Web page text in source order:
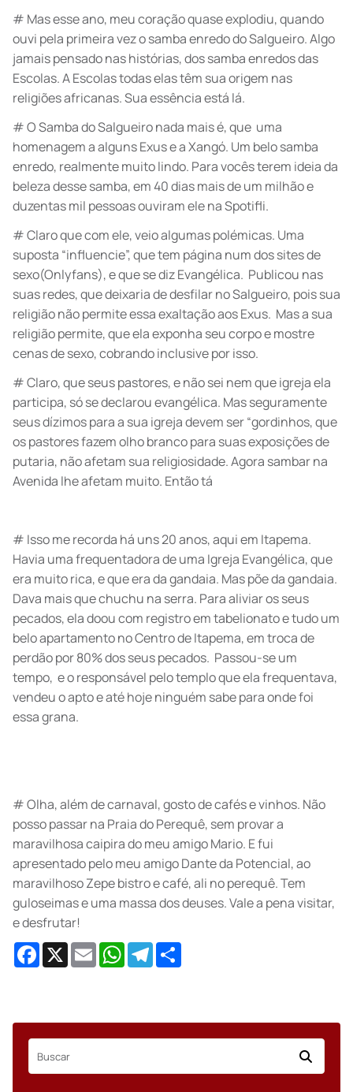
# Mas esse ano, meu coração quase explodiu, quando
ouvi pela primeira vez o samba enredo do Salgueiro. Algo
jamais pensado nas histórias, dos samba enredos das
Escolas. A Escolas todas elas têm sua origem nas
religiões africanas. Sua essência está lá.
# O Samba do Salgueiro nada mais é, que uma
homenagem a alguns Exus e a Xangó. Um belo samba
enredo, realmente muito lindo. Para vocês terem ideia da
beleza desse samba, em 40 dias mais de um milhão e
duzentas mil pessoas ouviram ele na Spotifli.
# Claro que com ele, veio algumas polémicas. Uma
suposta “influencie”, que tem página num dos sites de
sexo(Onlyfans), e que se diz Evangélica. Publicou nas
suas redes, que deixaria de desfilar no Salgueiro, pois sua
religião não permite essa exaltação aos Exus. Mas a sua
religião permite, que ela exponha seu corpo e mostre
cenas de sexo, cobrando inclusive por isso.
# Claro, que seus pastores, e não sei nem que igreja ela
participa, só se declarou evangélica. Mas seguramente
seus dízimos para a sua igreja devem ser “gordinhos, que
os pastores fazem olho branco para suas exposições de
putaria, não afetam sua religiosidade. Agora sambar na
Avenida lhe afetam muito. Então tá
# Isso me recorda há uns 20 anos, aqui em Itapema.
Havia uma frequentadora de uma Igreja Evangélica, que
era muito rica, e que era da gandaia. Mas põe da gandaia.
Dava mais que chuchu na serra. Para aliviar os seus
pecados, ela doou com registro em tabelionato e tudo um
belo apartamento no Centro de Itapema, em troca de
perdão por 80% dos seus pecados. Passou-se um
tempo, e o responsável pelo templo que ela frequentava,
vendeu o apto e até hoje ninguém sabe para onde foi
essa grana.
# Olha, além de carnaval, gosto de cafés e vinhos. Não
posso passar na Praia do Perequê, sem provar a
maravilhosa caipira do meu amigo Mario. E fui
apresentado pelo meu amigo Dante da Potencial, ao
maravilhoso Zepe bistro e café, ali no perequê. Tem
guloseimas e uma massa dos deuses. Vale a pena visitar,
e desfrutar!
Facebook
X Email WhatsAppTelegram